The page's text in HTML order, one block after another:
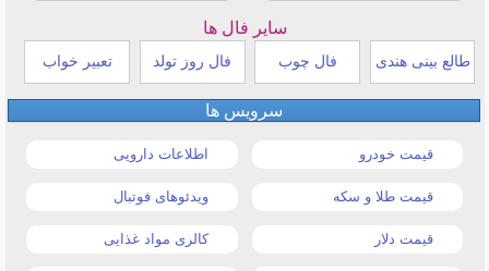
سایر فال ها
طالع بینی هندی فال چوب فال روز تولد تعبیر خواب
سرویس ها
قیمت خودرو اطلاعات دارویی
قیمت طلا و سکه ویدئوهای فوتبال
قیمت دلار کالری مواد غذایی